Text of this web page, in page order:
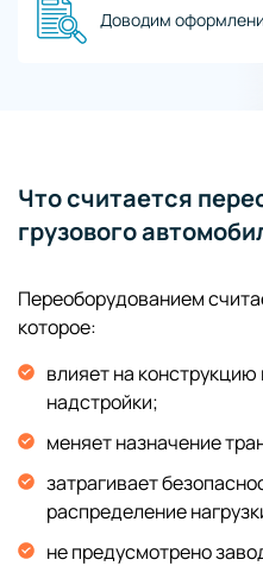
Доводим
Что считается
грузового
Переоборудованием
которое:
влияет на
надстройки;
меняет назначение
затрагивает
распределение
не предусмотрено